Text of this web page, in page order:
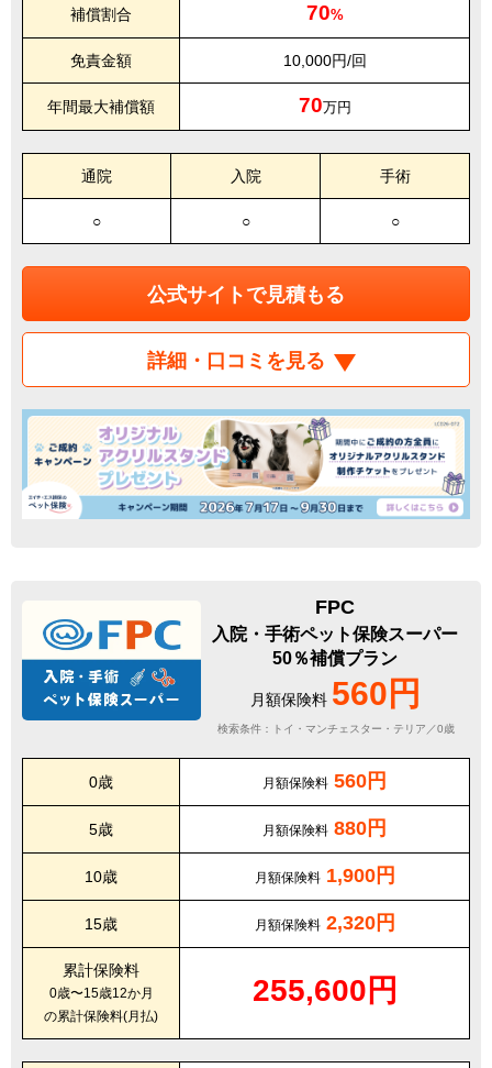
補償割合 70%
免責金額 10,000円/回
年間最大補償額 70万円
通院 入院 手術
○ ○ ○
公式サイトで見積もる
詳細・口コミを見る
FPC
入院・手術ペット保険スーパー
50％補償プラン
月額保険料 560円
検索条件：トイ・マンチェスター・テリア／0歳
0歳 月額保険料 560円
5歳 月額保険料 880円
10歳 月額保険料 1,900円
15歳 月額保険料 2,320円
累計保険料
0歳〜15歳12か月
の累計保険料(月払)
255,600円